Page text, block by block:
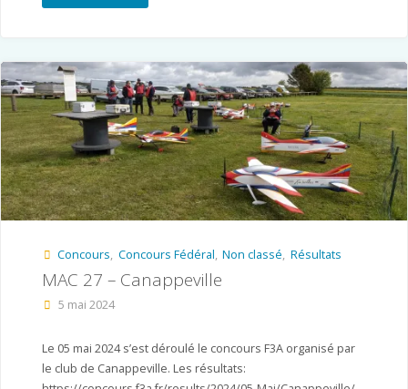
Concours, Concours Fédéral, Non classé, Résultats
MAC 27 – Canappeville
5 mai 2024
Le 05 mai 2024 s’est déroulé le concours F3A organisé par
le club de Canappeville. Les résultats: